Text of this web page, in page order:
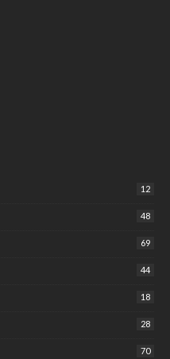
12
48
69
44
18
28
70